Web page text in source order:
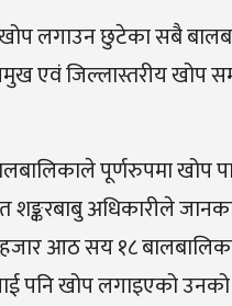
खोप लगाउन छुटेका सबै
एवं जिल्लास्तरीय
पूर्णरुपमा खोप
अधिकारीले
आठ सय १८
पनि खोप लगाइएको